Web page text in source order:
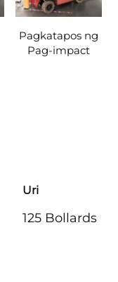
Pagkatapos ng
Pag-impact
Uri
125 Bollards